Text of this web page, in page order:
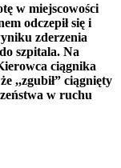
w miejscowości
odczepił się i
zderzenia
szpitala. Na
ciągnika
,,zgubił” ciągnięty
w ruchu